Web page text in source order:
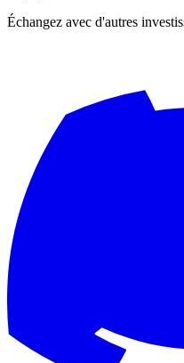
Échangez avec d'autres